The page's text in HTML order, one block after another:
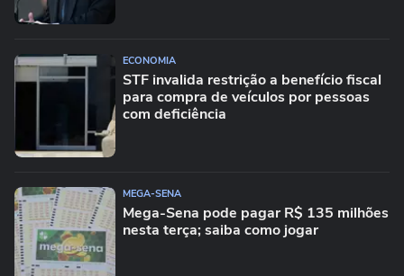
ECONOMIA
STF invalida restrição a benefício fiscal
para compra de veículos por pessoas
com deficiência
MEGA-SENA
Mega-Sena pode pagar R$ 135 milhões
nesta terça; saiba como jogar